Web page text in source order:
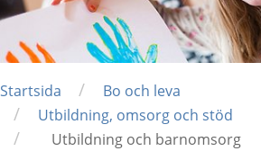
Startsida / Bo och leva
/ Utbildning, omsorg och stöd
/ Utbildning och barnomsorg